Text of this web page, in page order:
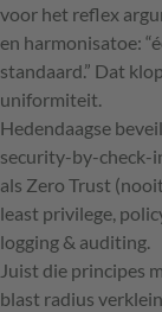
voor het reflex
en harmonisatoe:
standaard.” Dat
uniformiteit.
Hedendaagse
security-by-check-
als Zero Trust
least privilege,
logging & auditing.
Juist die principes
blast radius